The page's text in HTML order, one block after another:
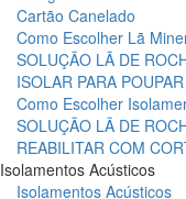
Cartão Canelado
Como Escolher Lã
SOLUÇÃO LÃ DE
ISOLAR PARA
Como Escolher
SOLUÇÃO LÃ DE
REABILITAR COM
Isolamentos Acústicos
Isolamentos Acústicos